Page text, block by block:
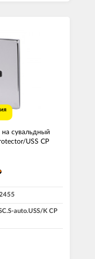
на сувальдный
USS CP
auto.USS/K CP